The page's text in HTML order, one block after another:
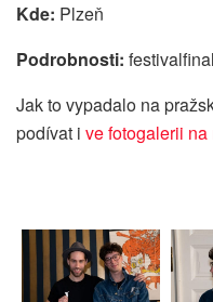
Kde: Plzeň
Podrobnosti:
Jak to vypadalo na
podívat i ve fotogalerii